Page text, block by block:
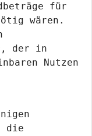
für
wären.
der in
Nutzen
die